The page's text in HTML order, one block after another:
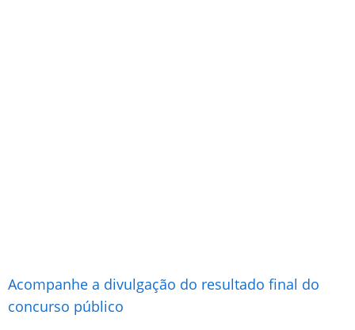
Acompanhe a divulgação do resultado final do
concurso público